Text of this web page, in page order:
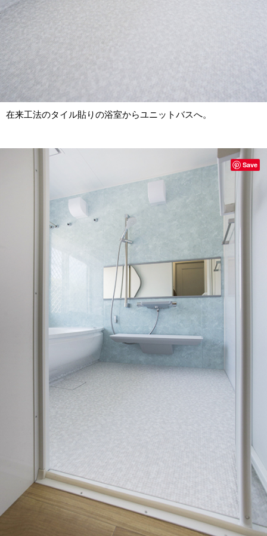
在来工法のタイル貼りの浴室からユニットバスへ。
Save